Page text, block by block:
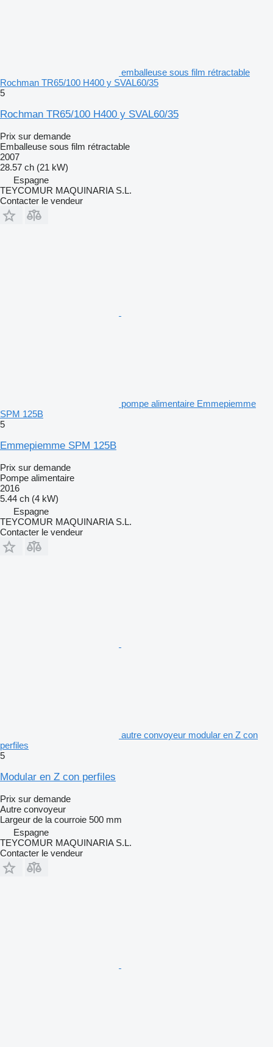
emballeuse sous film rétractable
Rochman TR65/100 H400 y SVAL60/35
5
Rochman TR65/100 H400 y SVAL60/35
Prix sur demande
Emballeuse sous film rétractable
2007
28.57 ch (21 kW)
Espagne
TEYCOMUR MAQUINARIA S.L.
Contacter le vendeur
pompe alimentaire Emmepiemme
SPM 125B
5
Emmepiemme SPM 125B
Prix sur demande
Pompe alimentaire
2016
5.44 ch (4 kW)
Espagne
TEYCOMUR MAQUINARIA S.L.
Contacter le vendeur
autre convoyeur modular en Z con
perfiles
5
Modular en Z con perfiles
Prix sur demande
Autre convoyeur
Largeur de la courroie 500 mm
Espagne
TEYCOMUR MAQUINARIA S.L.
Contacter le vendeur